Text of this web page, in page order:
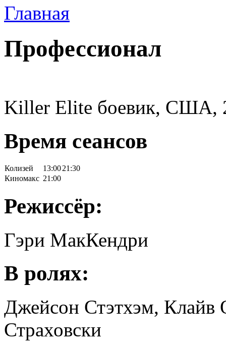
Главная
Профессионал
Killer Elite боевик, США,
Время сеансов
Колизей 13:0021:30
Киномакс 21:00
Режиссёр:
Гэри МакКендри
В ролях:
Джейсон Стэтхэм,
Страховски